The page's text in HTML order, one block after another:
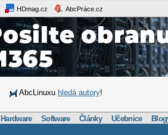
HDmag.cz AbcPráce.cz
AbcLinuxu hledá autory!
Hardware Software Články Učebnice